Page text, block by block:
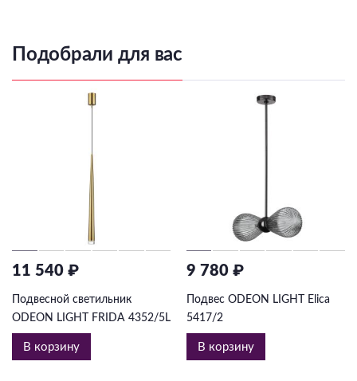
Подобрали для вас
11 540 ₽
Подвесной светильник
ODEON LIGHT FRIDA 4352/5L
В корзину
9 780 ₽
Подвес ODEON LIGHT Elica
5417/2
В корзину